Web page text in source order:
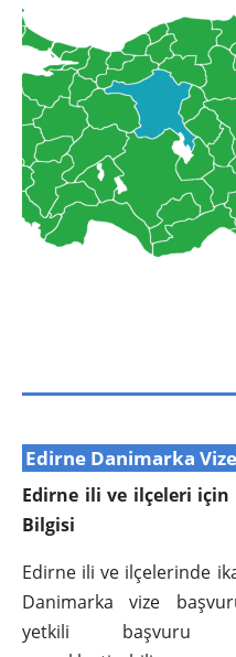
Edirne Danimarka
Edirne ili ve ilçeleri
Bilgisi
Edirne ili ve ilçelerinde
Danimarka vize
yetkili başvuru